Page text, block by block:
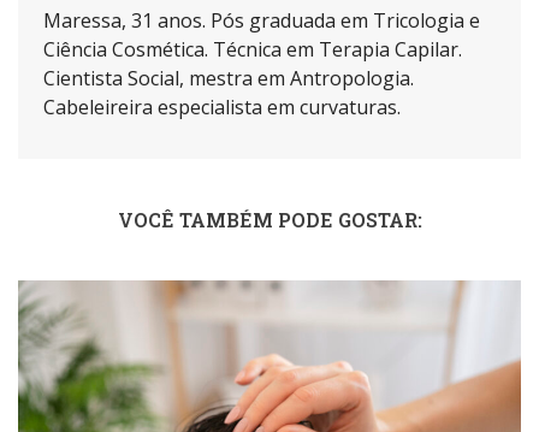
Maressa, 31 anos. Pós graduada em Tricologia e
Ciência Cosmética. Técnica em Terapia Capilar.
Cientista Social, mestra em Antropologia.
Cabeleireira especialista em curvaturas.
VOCÊ TAMBÉM PODE GOSTAR: